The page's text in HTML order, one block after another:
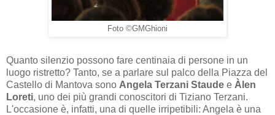
Foto ©GMGhioni
Quanto silenzio possono fare centinaia di persone in un
luogo ristretto? Tanto, se a parlare sul palco della Piazza del
Castello di Mantova sono Angela Terzani Staude e Àlen
Loreti, uno dei più grandi conoscitori di Tiziano Terzani.
L'occasione è, infatti, una di quelle irripetibili: Angela è una